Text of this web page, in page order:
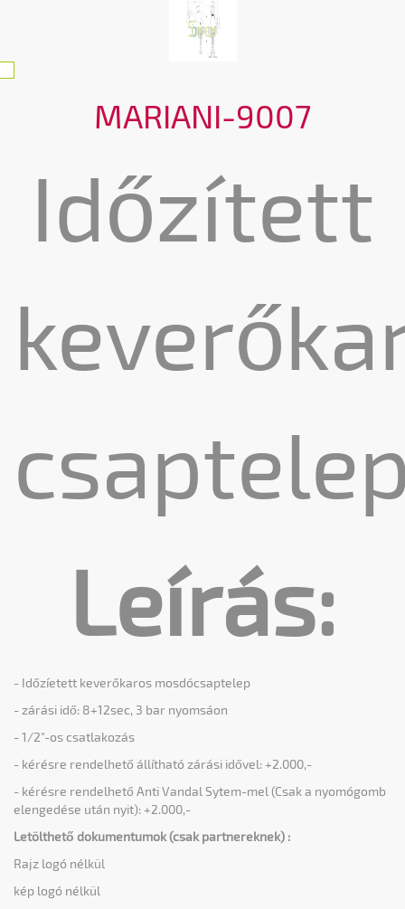
MARIANI-9007
Időzített
Leírás:
- Időzíetett keverőkaros mosdócsaptelep
- zárási idő: 8+12sec, 3 bar nyomsáon
- 1/2"-os csatlakozás
- kérésre rendelhető állítható zárási idővel: +2.000,-
- kérésre rendelhető Anti Vandal Sytem-mel (Csak a nyomógomb
elengedése után nyit): +2.000,-
Letölthető dokumentumok (csak partnereknek) :
Rajz logó nélkül
kép logó nélkül